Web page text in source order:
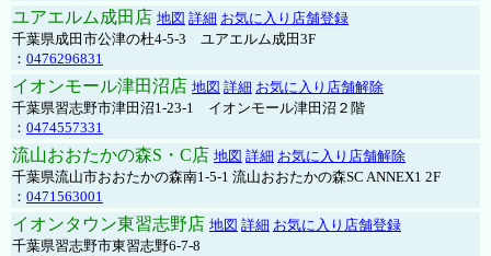
ユアエルム成田店 地図 詳細 お気に入り店舗登録
千葉県成田市公津の杜4-5-3 ユアエルム成田3F
： 0476296831
イオンモール津田沼店 地図 詳細 お気に入り店舗解除
千葉県習志野市津田沼1-23-1 イオンモール津田沼２階
： 0474557331
流山おおたかの森S・C店 地図 詳細 お気に入り店舗解除
千葉県流山市おおたかの森南1-5-1 流山おおたかの森SC ANNEX1 2F
： 0471563001
イオンタウン東習志野店 地図 詳細 お気に入り店舗登録
千葉県習志野市東習志野6-7-8